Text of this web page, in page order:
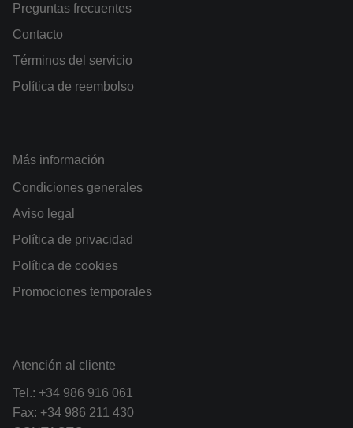
Preguntas frecuentes
Contacto
Términos del servicio
Política de reembolso
Más información
Condiciones generales
Aviso legal
Política de privacidad
Política de cookies
Promociones temporales
Atención al cliente
Tel.: +34 986 916 061
Fax: +34 986 211 430